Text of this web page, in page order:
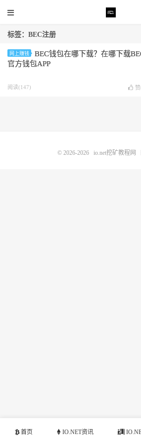
标签：BEC注册
网上赚钱
BEC钱包在哪下载？在哪下载
官方钱包APP
阅读(147)
首页 IO.NET资讯
© 2026-2026 io.net挖矿教程网